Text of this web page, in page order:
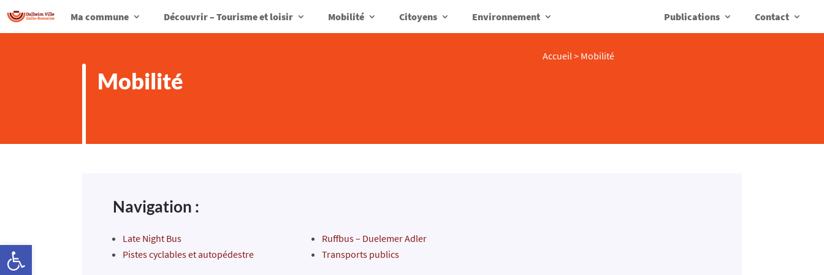
Ouvrir la barre d’outils
Ma commune Découvrir – Tourisme et loisir Mobilité Citoyens Environnement Publications Contact
Mobilité
Accueil> Mobilité
Navigation :
Late Night Bus
Pistes cyclables et autopédestre
Ruffbus – Duelemer Adler
Transports publics